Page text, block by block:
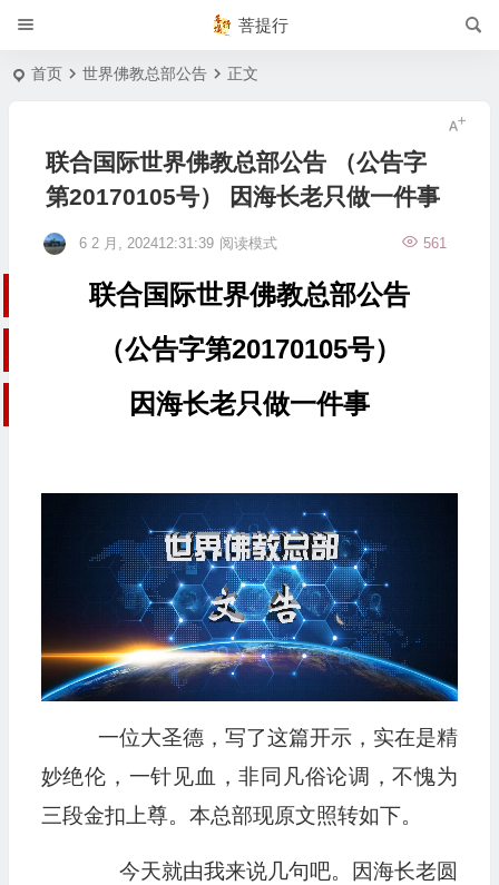
菩提行
首页 世界佛教总部公告 正文
联合国际世界佛教总部公告 （公告字
第20170105号） 因海长老只做一件事
6 2 月, 202412:31:39 561
阅读模式
联合国际世界佛教总部公告
（公告字第20170105号）
因海长老只做一件事
一位大圣德，写了这篇开示，实在是精
妙绝伦，一针见血，非同凡俗论调，不愧为
三段金扣上尊。本总部现原文照转如下。
今天就由我来说几句吧。因海长老圆